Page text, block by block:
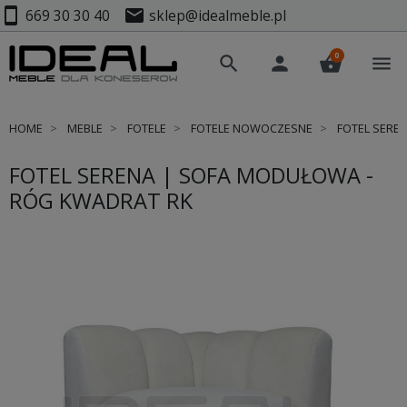
smartphone 669 30 30 40 mail sklep@idealmeble.pl
search person shopping_basket
0 menu
HOME MEBLE FOTELE FOTELE NOWOCZESNE FOTEL
FOTEL SERENA | SOFA MODUŁOWA -
RÓG KWADRAT RK